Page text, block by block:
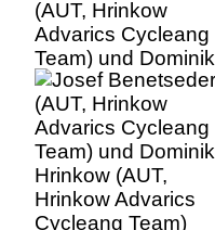
(AUT, Hrinkow
Advarics Cycleang
Team) und Dominik
Hrinkow (AUT,
Hrinkow Advarics
Cycleang Team)